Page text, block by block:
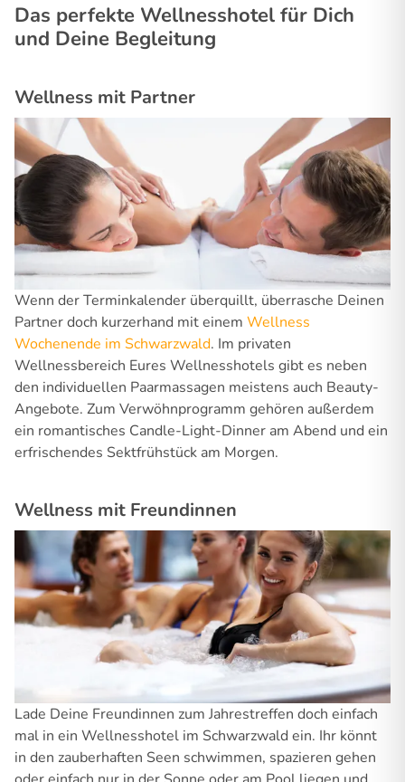
Das perfekte Wellnesshotel für Dich
und Deine Begleitung
Wellness mit Partner
Wenn der Terminkalender überquillt, überrasche Deinen
Partner doch kurzerhand mit einem Wellness
Wochenende im Schwarzwald. Im privaten
Wellnessbereich Eures Wellnesshotels gibt es neben
den individuellen Paarmassagen meistens auch Beauty-
Angebote. Zum Verwöhnprogramm gehören außerdem
ein romantisches Candle-Light-Dinner am Abend und ein
erfrischendes Sektfrühstück am Morgen.
Wellness mit Freundinnen
Lade Deine Freundinnen zum Jahrestreffen doch einfach
mal in ein Wellnesshotel im Schwarzwald ein. Ihr könnt
in den zauberhaften Seen schwimmen, spazieren gehen